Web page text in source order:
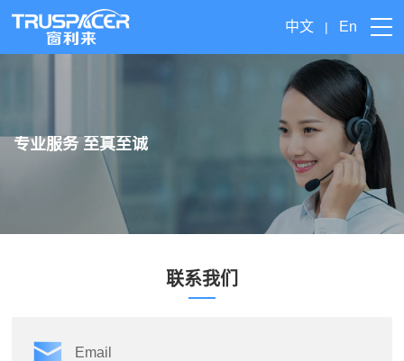
中文| En
专业服务 至真至诚
联系我们
Email